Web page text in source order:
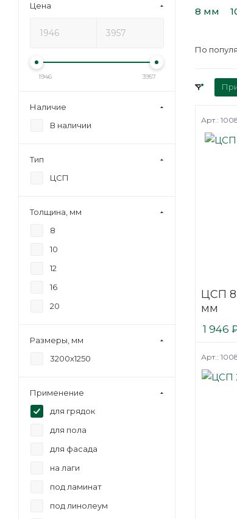
8 мм
По
ЦСП 8
мм
Арт.:
1 946
Арт.:
Цена
1946 3957
Наличие
В наличии
Тип
ЦСП
Толщина, мм
8
10
12
16
20
Размеры, мм
3200х1250
Применение
для грядок
для пола
для фасада
на лаги
под ламинат
под линолеум